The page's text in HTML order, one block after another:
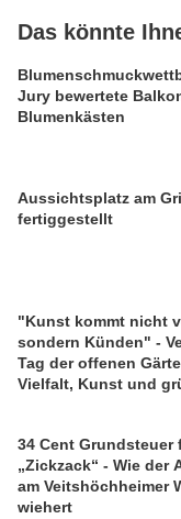
Das könnte
Jury bewertete
Blumenkästen
Aussichtsplatz am
fertiggestellt
"Kunst kommt nicht
sondern Künden" -
Tag der offenen
Vielfalt, Kunst und
34 Cent Grundsteuer
„Zickzack“ - Wie der
am Veitshöchheimer
wiehert